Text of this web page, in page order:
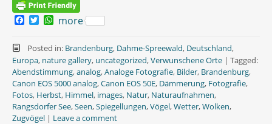
a
c
e
b
o
o
k
T
w
i
t
t
e
r
W
a
t
s
A
p
p
more
Posted in: Brandenburg, Dahme-Spreewald, Deutschland,
Europa, nature gallery, uncategorized,Verwunschene Orte | Tagged:
Abendstimmung,analog,Analoge Fotografie, Bilder, Brandenburg,
Canon EOS 5000 analog,Canon EOS 50E, Dämmerung, Fotografie,
Fotos, Herbst, Himmel, images, Natur, Naturaufnahmen,
Rangsdorfer See,Seen,Spiegellungen,Vögel,Wetter,Wolken,
Zugvögel | Leave a comment